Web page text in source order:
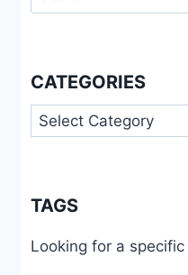
for:
CATEGORIES
Categories
TAGS
Looking for a specific